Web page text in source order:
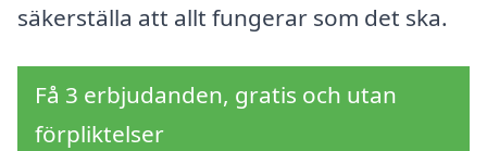
säkerställa att allt fungerar som det ska.
Få 3 erbjudanden, gratis och utan
förpliktelser